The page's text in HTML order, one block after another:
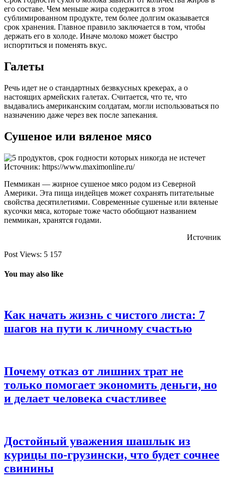
его составе. Чем меньше жира содержится в этом
сублимированном продукте, тем более долгим оказывается
срок хранения. Главное правило заключается в том, чтобы
держать его в холоде. Иначе молоко может быстро
испортиться и поменять вкус.
Галеты
Речь идет не о стандартных безвкусных крекерах, а о
настоящих армейских галетах. Считается, что те, что
выдавались американским солдатам, могли использоваться по
назначению даже через век после запекания.
Сушеное или вяленое мясо
Источник: https://www.maximonline.ru/
Пеммикан — жирное сушеное мясо родом из Северной
Америки. Эта пища индейцев может сохранять питательные
свойства десятилетиями. Современные сушеные или вяленые
кусочки мяса, которые тоже часто обобщают названием
пеммикан, хранятся годами.
Источник
Post Views: 5 157
You may also like
Как начать жизнь с чистого листа: 7
шагов на пути к личному счастью
Почему отказ от лишних трат не
только помогает экономить деньги, но
и делает человека счастливее
Достойный уважения шашлык из
курицы по-грузински, что будет сочнее
свинины